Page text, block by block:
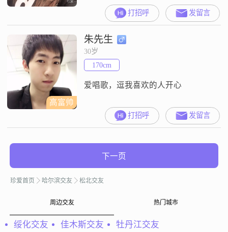
哈尔滨工作##3002##我的学历是大
学本科，目前月收入在5001到8000
元之间##3002##我觉得自己最大的
特点是富有同理心，能够理解和感
受别人的情绪和需求##3002##我对
待人和事都非常真诚，相信真诚是
建立任何良好关系的基础##3002##
打招呼 发留言
高富帅
朱先生
30岁
170cm
爱唱歌，逗我喜欢的人开心
打招呼 发留言
下一页
珍爱首页 哈尔滨交友 松北交友
周边交友 热门城市
绥化交友 佳木斯交友 牡丹江交友